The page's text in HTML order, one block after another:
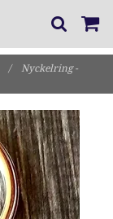
/
Nyckelring -